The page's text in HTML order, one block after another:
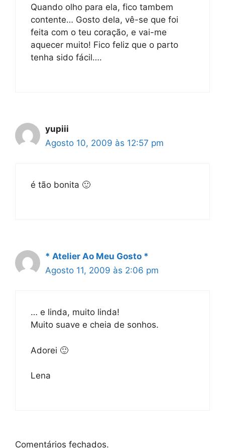
Quando olho para ela, fico tambem
contente… Gosto dela, vê-se que foi
feita com o teu coração, e vai-me
aquecer muito! Fico feliz que o parto
tenha sido fácil….
yupiii
Agosto 10, 2009 às 12:57 pm
é tão bonita 🙂
* Atelier Ao Meu Gosto *
Agosto 11, 2009 às 2:06 pm
… e linda, muito linda!
Muito suave e cheia de sonhos.
Adorei 🙂
Lena
Comentários fechados.